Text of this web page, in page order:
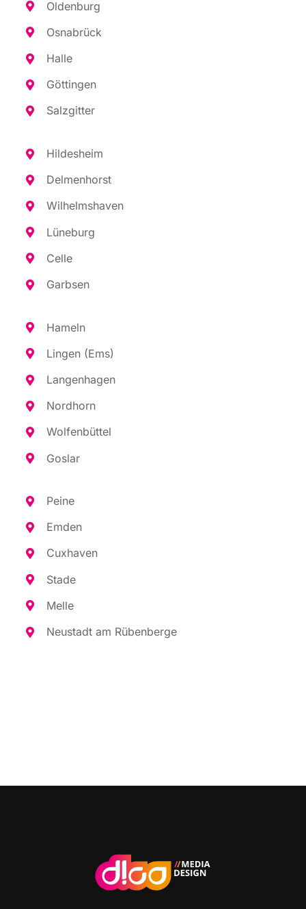
Olden­burg
Osna­brück
Hal­le
Göt­tin­gen
Salz­git­ter
Hil­des­heim
Del­men­horst
Wil­helms­ha­ven
Lüne­burg
Cel­le
Garb­sen
Hameln
Lin­gen (Ems)
Lan­gen­ha­gen
Nord­horn
Wol­fen­büt­tel
Gos­lar
Pei­ne
Emden
Cux­ha­ven
Sta­de
Mel­le
Neu­stadt am Rübenberge